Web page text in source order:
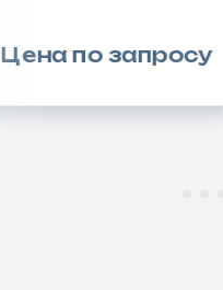
Цена по запросу